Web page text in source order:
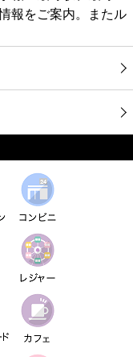
報をご案内。またル